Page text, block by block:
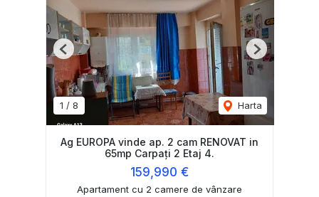
1 / 8 Harta
Previous Next
Ag EUROPA vinde ap. 2 cam RENOVAT in
65mp Carpați 2 Etaj 4.
159,990 €
Apartament cu 2 camere de vânzare